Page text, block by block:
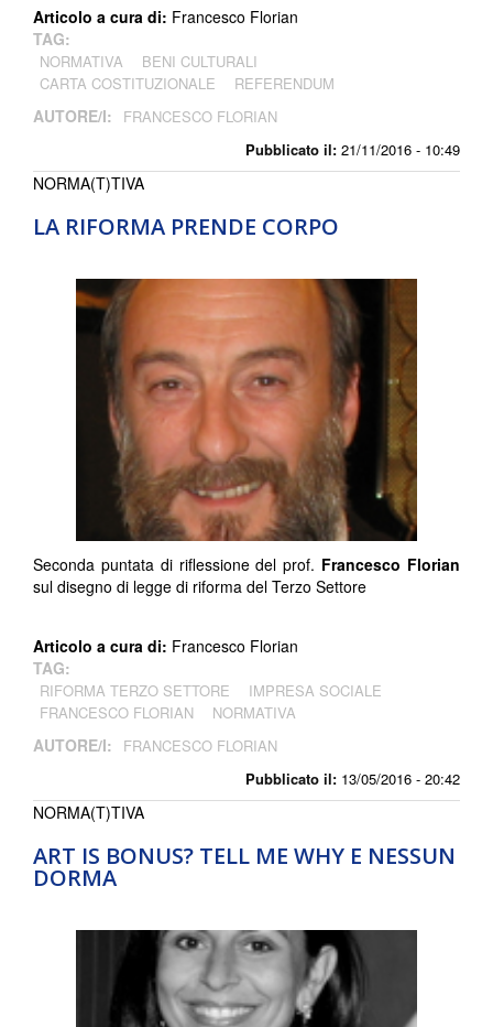
Pubblicato il: 21/11/2016 - 10:49
Articolo a cura di: Francesco Florian
TAG:
NORMATIVA
BENI CULTURALI
CARTA COSTITUZIONALE
REFERENDUM
AUTORE/I: FRANCESCO FLORIAN
LA RIFORMA PRENDE CORPO
Pubblicato il: 13/05/2016 - 20:42
NORMA(T)TIVA
Seconda puntata di riflessione del prof. Francesco Florian
sul disegno di legge di riforma del Terzo Settore
Articolo a cura di: Francesco Florian
TAG:
RIFORMA TERZO SETTORE
IMPRESA SOCIALE
FRANCESCO FLORIAN
NORMATIVA
AUTORE/I: FRANCESCO FLORIAN
ART IS BONUS? TELL ME WHY E NESSUN
DORMA
NORMA(T)TIVA